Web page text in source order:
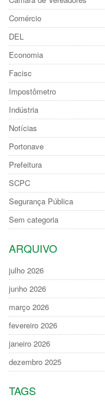
Comércio
DEL
Economia
Facisc
Impostômetro
Indústria
Notícias
Portonave
Prefeitura
SCPC
Segurança Pública
Sem categoria
ARQUIVO
julho 2026
junho 2026
março 2026
fevereiro 2026
janeiro 2026
dezembro 2025
TAGS